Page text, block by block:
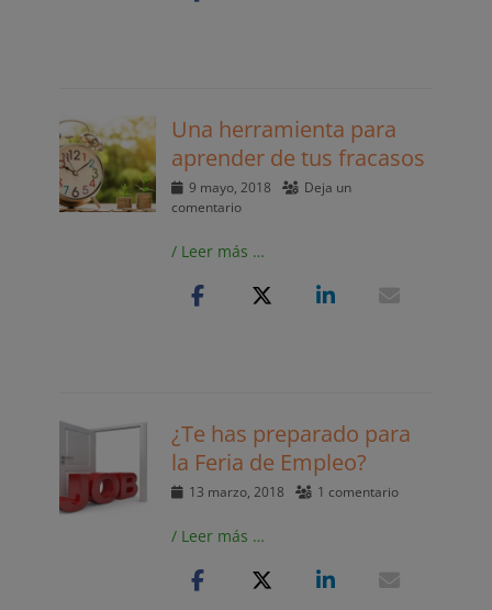
Una herramienta para
aprender de tus fracasos
Publicado
el
9 mayo, 2018
Deja un
comentario
/ Leer más …
¿Te has preparado para
la Feria de Empleo?
Publicado
13 marzo, 2018 1 comentario
/ Leer más …